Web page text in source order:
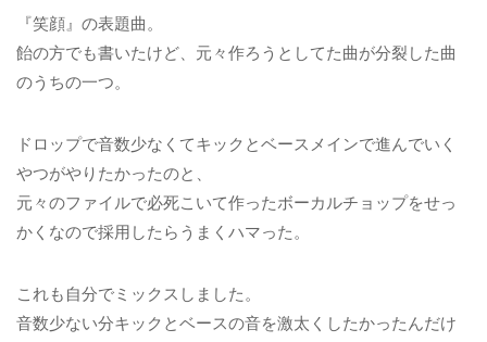
『笑顔』の表題曲。
飴の方でも書いたけど、元々作ろうとしてた曲が分裂した曲
のうちの一つ。
ドロップで音数少なくてキックとベースメインで進んでいく
やつがやりたかったのと、
元々のファイルで必死こいて作ったボーカルチョップをせっ
かくなので採用したらうまくハマった。
これも自分でミックスしました。
音数少ない分キックとベースの音を激太くしたかったんだけ